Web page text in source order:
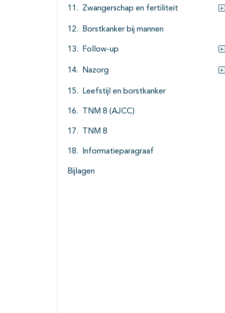
Zwangerschap en fertiliteit
Borstkanker bij mannen
Follow-up
Nazorg
Leefstijl en borstkanker
TNM 8 (AJCC)
TNM 8
Informatieparagraaf
Bijlagen